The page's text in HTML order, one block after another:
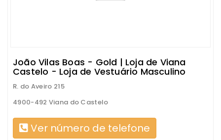
João Vilas Boas - Gold | Loja de Viana
Castelo - Loja de Vestuário Masculino
R. do Aveiro 215
4900-492 Viana do Castelo
Ver número de telefone